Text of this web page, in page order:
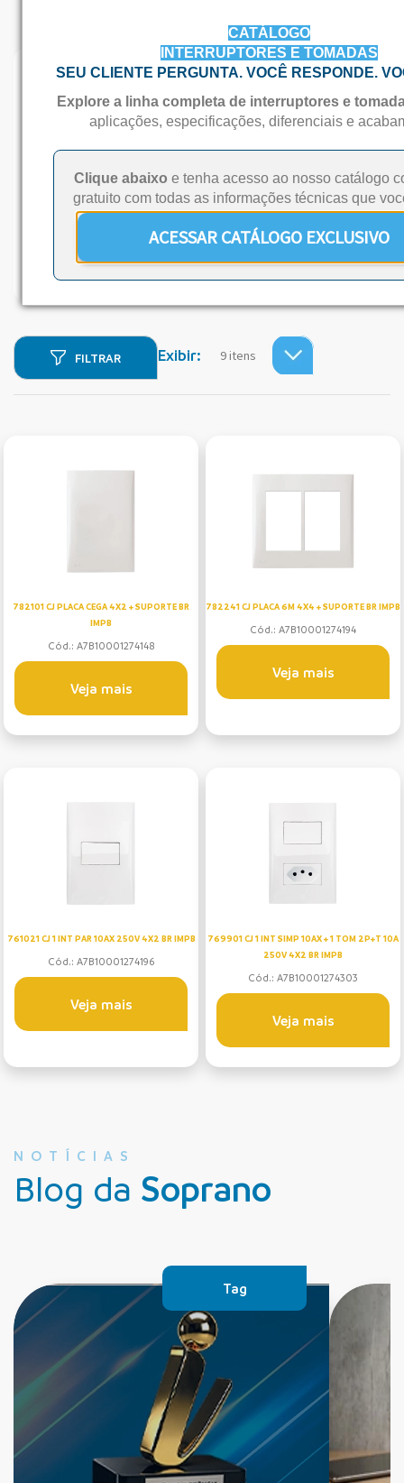
CATÁLOGO
INTERRUPTORES E TOMADAS
SEU CLIENTE PERGUNTA. VOCÊ RESPONDE.
Explore a linha completa de interruptores e
aplicações, especificações, diferenciais e
Clique abaixo e tenha acesso ao nosso catálogo
gratuito com todas as informações técnicas que
ACESSAR CATÁLOGO EXCLUSIVO
Imperia Brilho
Interruptores e Tomadas foram desenvolvidos
projeto. São o complemento perfeito para seu
ambiente!
FILTRAR Exibir:
782101 CJ PLACA CEGA 4X2 + SUPORTE BR
IMPB
Cód.: A7B10001274148
Veja mais
782241 CJ PLACA 6M 4X4 + SUPORTE BR IMPB
Cód.: A7B10001274194
Veja mais
761021 CJ 1 INT PAR 10AX 250V 4X2 BR IMPB
Cód.: A7B10001274196
Veja mais
769901 CJ 1 INT SIMP 10AX + 1 TOM 2P+T 10A
250V 4X2 BR IMPB
Cód.: A7B10001274303
Veja mais
NOTÍCIAS
Blog da Soprano
Tag